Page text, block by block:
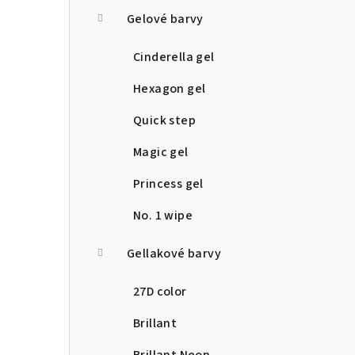
Gelové barvy
Cinderella gel
Hexagon gel
Quick step
Magic gel
Princess gel
No. 1 wipe
Gellakové barvy
27D color
Brillant